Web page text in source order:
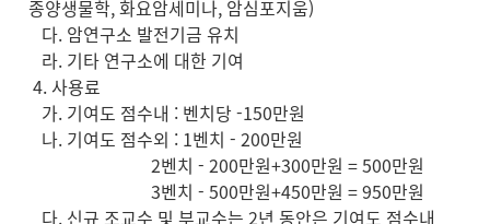
종양생물학, 화요암세미나, 암심포지움)
다. 암연구소 발전기금 유치
라. 기타 연구소에 대한 기여
4. 사용료
가. 기여도 점수내 : 벤치당 -150만원
나. 기여도 점수외 : 1벤치 - 200만원
2벤치 - 200만원+300만원 = 500만원
3벤치 - 500만원+450만원 = 950만원
다. 신규 조교수 및 부교수는 2년 동안은 기여도 점수내